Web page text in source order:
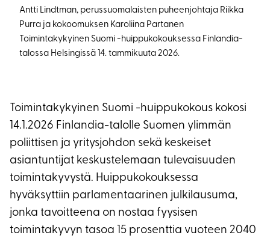
Antti Lindtman, perussuomalaisten puheenjohtaja Riikka
Purra ja kokoomuksen Karoliina Partanen
Toimintakykyinen Suomi -huippukokouksessa Finlandia-
talossa Helsingissä 14. tammikuuta 2026.
Toimintakykyinen Suomi -huippukokous kokosi
14.1.2026 Finlandia-talolle Suomen ylimmän
poliittisen ja yritysjohdon sekä keskeiset
asiantuntijat keskustelemaan tulevaisuuden
toimintakyvystä. Huippukokouksessa
hyväksyttiin parlamentaarinen julkilausuma,
jonka tavoitteena on nostaa fyysisen
toimintakyvyn tasoa 15 prosenttia vuoteen 2040